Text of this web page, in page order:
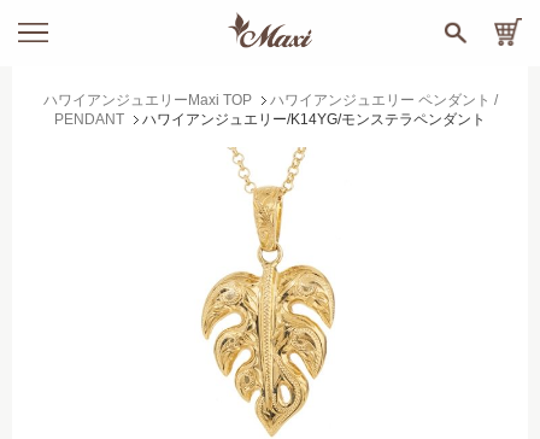
ハワイアンジュエリーMaxi TOP
ハワイアンジュエリー ペンダント /
PENDANT
ハワイアンジュエリー/K14YG/モンステラペンダント